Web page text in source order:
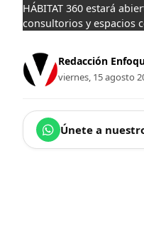
HÁBITAT 360 estará
consultorios y espacios
Redacción
viernes, 15 agosto
Únete a